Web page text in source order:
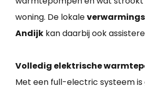
woning. De lokale
Andijk kan daarbij ook
Volledig elektrische
Met een full-electric systeem is